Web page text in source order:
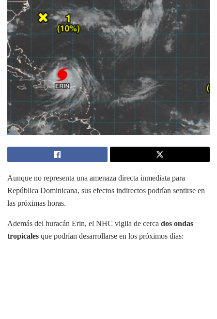
Aunque no representa una amenaza directa inmediata para
República Dominicana, sus efectos indirectos podrían sentirse en
las próximas horas.
Además del huracán Erin, el NHC vigila de cerca dos ondas
tropicales que podrían desarrollarse en los próximos días: